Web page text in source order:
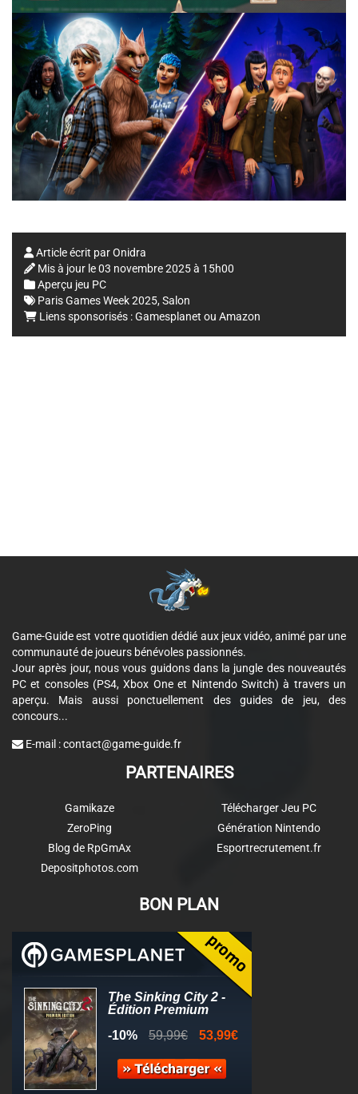
Article écrit parOnidra
Mis à jour le03 novembre 2025 à 15h00
Aperçu jeu PC
Paris Games Week 2025, Salon
Liens sponsorisés :Gamesplanet ou Amazon
Game-Guide est votre quotidien dédié aux jeux vidéo, animé par une
communauté de joueurs bénévoles passionnés.
Jour après jour, nous vous guidons dans la jungle des nouveautés
PC et consoles (PS4, Xbox One et Nintendo Switch) à travers un
aperçu. Mais aussi ponctuellement des guides de jeu, des
concours...
E-mail :contact@game-guide.fr
PARTENAIRES
Gamikaze
ZeroPing
Blog de RpGmAx
Depositphotos.com
Télécharger Jeu PC
Génération Nintendo
Esportrecrutement.fr
BON PLAN